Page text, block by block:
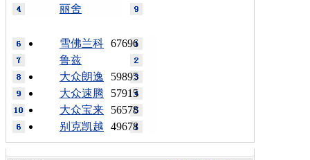
丽舍
67696
雪佛兰科
鲁兹
59895
大众朗逸
57915
大众速腾
56578
大众宝来
49678
别克凯越